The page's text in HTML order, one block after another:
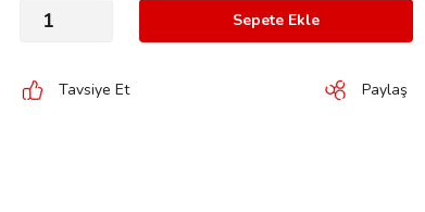
Sepete Ekle
Tavsiye Et Paylaş